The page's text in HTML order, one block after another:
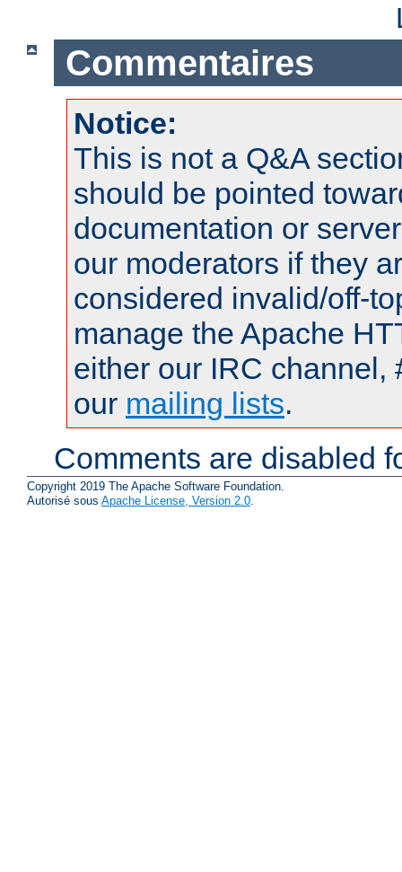
Commentaires
Notice:
This is not a Q&A
should be pointed
documentation or
our moderators if they
considered invalid/off-
manage the Apache
either our IRC channel,
our mailing lists.
Comments are disabled
Copyright 2019 The Apache Software Foundation.
Autorisé sous Apache License, Version 2.0